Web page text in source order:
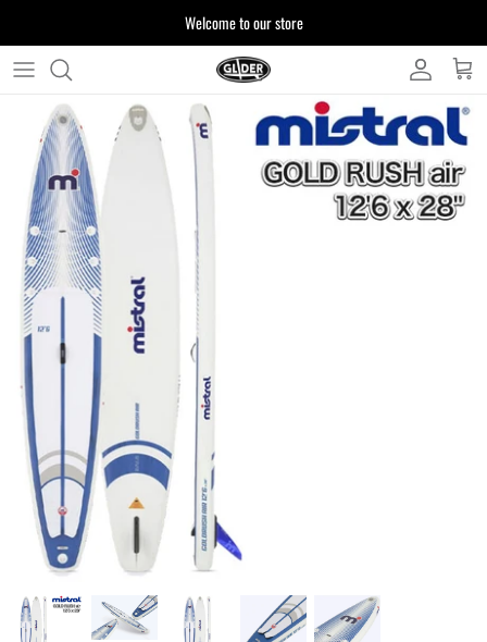
ッ
Welcome to our store
よくある質問
お客様からいただいたご質問をまとめており
ます
注文について